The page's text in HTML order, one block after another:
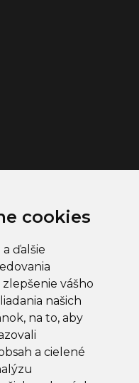
cookies
ďalšie
vášho
našich
na to, aby
a cielené
obľúbený
Pomáhame
a zamestnancov.